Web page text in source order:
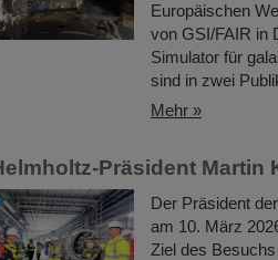
Europäischen
von GSI/FAIR in
Simulator für
sind in zwei
Mehr »
Präsident Martin
Der Präsident
am 10. März
Ziel des